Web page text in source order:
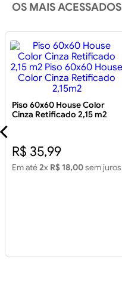
OS MAIS ACESSADOS
Piso 60x60 House Color
Cinza Retificado 2,15 m2
R$ 35,99
Em até2x R$ 18,00sem juros